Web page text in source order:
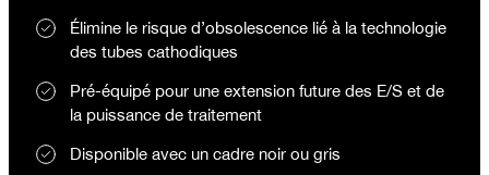
Élimine le risque d’obsolescence lié à la technologie
des tubes cathodiques
Pré-équipé pour une extension future des E/S et de
la puissance de traitement
Disponible avec un cadre noir ou gris